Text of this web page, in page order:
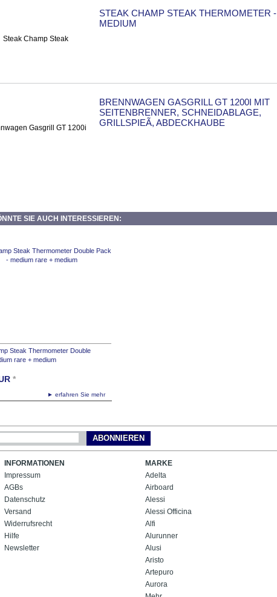
STEAK CHAMP STEAK THERMOMETER -
MEDIUM
BRENNWAGEN GASGRILL GT 1200I MIT
SEITENBRENNER, SCHNEIDABLAGE,
GRILLSPIEÃ, ABDECKHAUBE
SIE AUCH INTERESSIEREN:
Steak Thermometer Double
rare + medium
► erfahren Sie mehr
*
ABONNIEREN
INFORMATIONEN
Impressum
AGBs
Datenschutz
Versand
Widerrufsrecht
Hilfe
Newsletter
MARKE
Adelta
Airboard
Alessi
Alessi Officina
Alfi
Alurunner
Alusi
Aristo
Artepuro
Aurora